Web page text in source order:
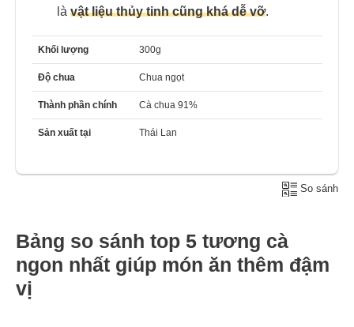
là vật liệu thủy tinh cũng khá dễ vỡ.
Khối lượng 300g
Độ chua Chua ngọt
Thành phần chính Cà chua 91%
Sản xuất tại Thái Lan
So sánh
Bảng so sánh top 5 tương cà
ngon nhất giúp món ăn thêm đậm
vị